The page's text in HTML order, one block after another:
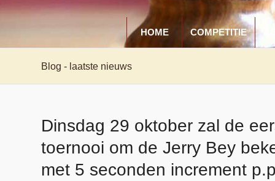
HOME COMPETITIE
Blog - laatste nieuws
Dinsdag 29 oktober zal de
toernooi om de Jerry Bey
met 5 seconden increment